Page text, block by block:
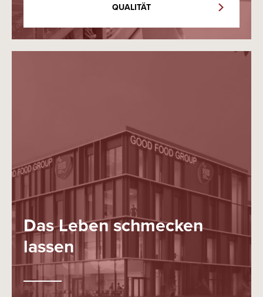
QUALITÄT
Das Leben schmecken
lassen